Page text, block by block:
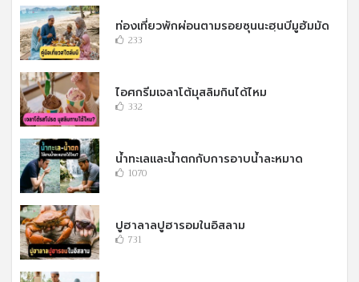
ท่องเที่ยวพักผ่อนตามรอยซุนนะฮฺนบีมูฮัมมัด
233
ไอศกรีมเจลาโต้มุสลิมกินได้ไหม
332
น้ำทะเลและน้ำตกกับการอาบน้ำละหมาด
1070
ปูฮาลาลปูฮารอมในอิสลาม
731